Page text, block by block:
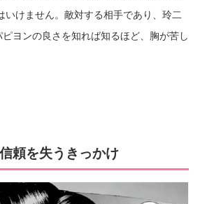
いけません。敵対する相手であり、玲二
ヨンの良さを知れば知るほど、胸が苦し
頼を失うきっかけ